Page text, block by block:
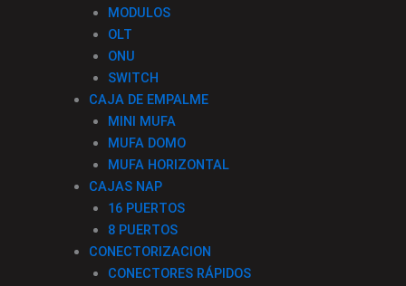
MODULOS
OLT
ONU
SWITCH
CAJA DE EMPALME
MINI MUFA
MUFA DOMO
MUFA HORIZONTAL
CAJAS NAP
16 PUERTOS
8 PUERTOS
CONECTORIZACION
CONECTORES RÁPIDOS